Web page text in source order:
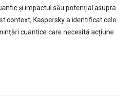
și impactul său potențial asupra
context, Kaspersky a identificat cele
cuantice care necesită acțiune